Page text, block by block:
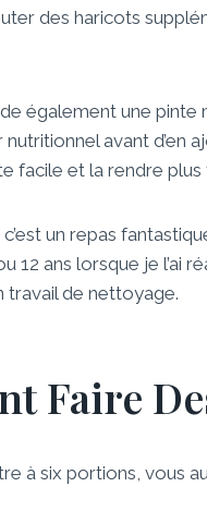
des haricots
également une
avant d’en
facile et la rendre plus
un repas
12 ans lorsque je l’ai
travail de nettoyage.
Faire
à six portions, vous